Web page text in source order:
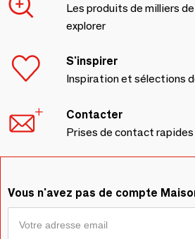
Les produits de milliers
explorer
S'inspirer
Inspiration et sélections
Contacter
Prises de contact
Vous n'avez pas de compte